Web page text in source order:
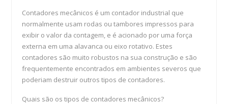
Contadores mecânicos é um contador industrial que
normalmente usam rodas ou tambores impressos para
exibir o valor da contagem, e é acionado por uma força
externa em uma alavanca ou eixo rotativo. Estes
contadores são muito robustos na sua construção e são
frequentemente encontrados em ambientes severos que
poderiam destruir outros tipos de contadores.
Quais são os tipos de contadores mecânicos?